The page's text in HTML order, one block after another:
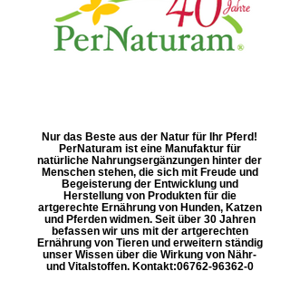
Nur das Beste aus der Natur für Ihr Pferd!
PerNaturam ist eine Manufaktur für
natürliche Nahrungsergänzungen hinter der
Menschen stehen, die sich mit Freude und
Begeisterung der Entwicklung und
Herstellung von Produkten für die
artgerechte Ernährung von Hunden, Katzen
und Pferden widmen. Seit über 30 Jahren
befassen wir uns mit der artgerechten
Ernährung von Tieren und erweitern ständig
unser Wissen über die Wirkung von Nähr-
und Vitalstoffen. Kontakt: ​06762-96362-0